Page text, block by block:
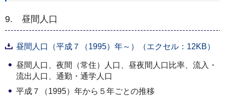
9. 昼間人口
昼間人口（平成７（1995）年～）（エクセル：12KB）
昼間人口、夜間（常住）人口、昼夜間人口比率、流入・
流出人口、通勤・通学人口
平成７（1995）年から５年ごとの推移